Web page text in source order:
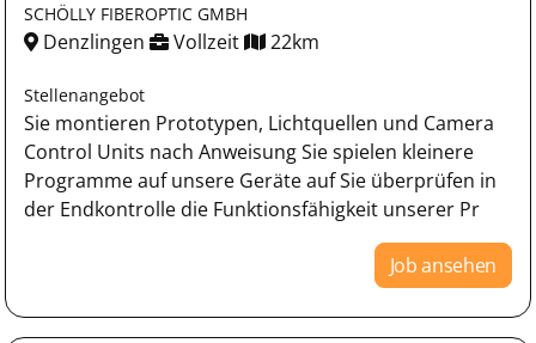
SCHÖLLY FIBEROPTIC GMBH
Denzlingen Vollzeit 22km
Stellenangebot
Sie montieren Prototypen, Lichtquellen und Camera
Control Units nach Anweisung Sie spielen kleinere
Programme auf unsere Geräte auf Sie überprüfen in
der Endkontrolle die Funktionsfähigkeit unserer Pr
Job ansehen